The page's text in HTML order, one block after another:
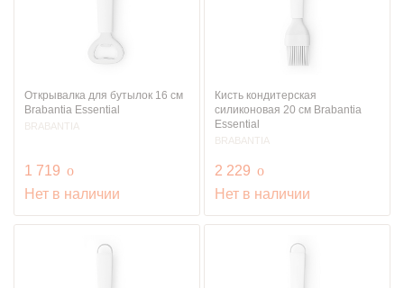
Открывалка для бутылок 16 см
Brabantia Essential
BRABANTIA
1 719 руб.
o
Нет в наличии
Кисть кондитерская
силиконовая 20 см Brabantia
Essential
BRABANTIA
2 229 руб.
o
Нет в наличии